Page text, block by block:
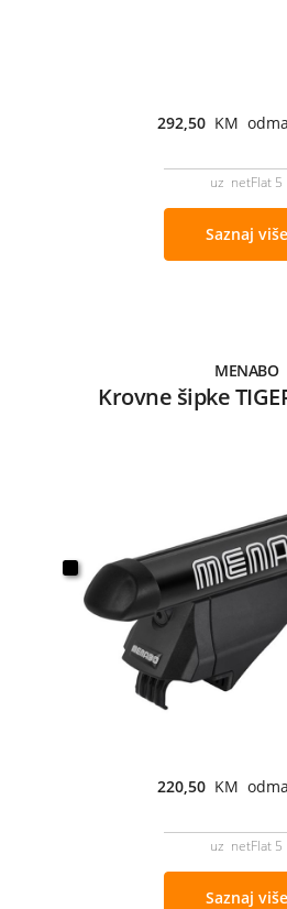
292,50 KM
uz netFlat 5
Saznaj više
MENABO
Krovne šipke
220,50 KM
uz netFlat 5
Saznaj više